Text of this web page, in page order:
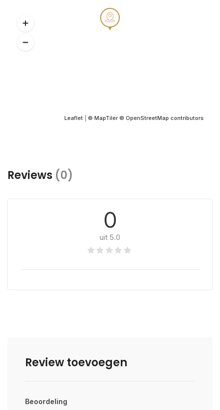
Leaflet © MapTiler © OpenStreetMap contributors
Reviews (0)
0
uit 5.0
Review toevoegen
Beoordeling